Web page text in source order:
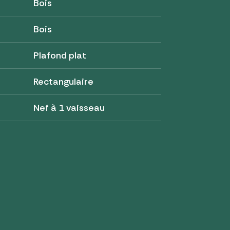
Bois
Bois
Plafond plat
Rectangulaire
Nef à 1 vaisseau